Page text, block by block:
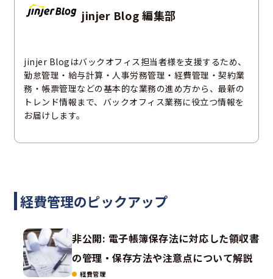
jinjer Blog 編集部
jinjer Blogはバックオフィス担当者様を支援するため、
勤怠管理・給与計算・人事労務管理・経費管理・契約業
務・帳票管理などの基本的な業務の進め方から、最新の
トレンド情報まで、バックオフィス業務に役立つ情報を
お届けします。
経費管理のピックアップ
非公開: 電子帳簿保存法に対応した領収書
の管理・保存方法や注意点について解説
経費管理